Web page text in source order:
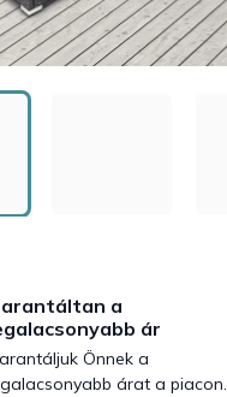
a
ár
Önnek a
árat a piacon.